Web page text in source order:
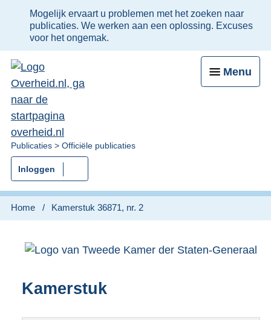
Ter
informatie:
Mogelijk ervaart u problemen met het zoeken naar
publicaties. We werken aan een oplossing. Excuses
voor het ongemak.
Menu
U
bent
nu
hier:
Publicaties Officiële publicaties
Inloggen
Home Kamerstuk 36871, nr. 2
Kamerstuk